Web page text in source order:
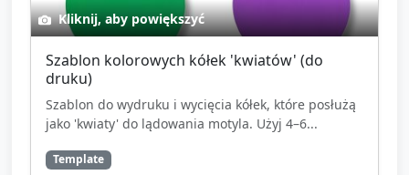
Kliknij, aby powiększyć
Szablon kolorowych kółek 'kwiatów' (do
druku)
Szablon do wydruku i wycięcia kółek, które posłużą
jako 'kwiaty' do lądowania motyla. Użyj 4–6...
Template